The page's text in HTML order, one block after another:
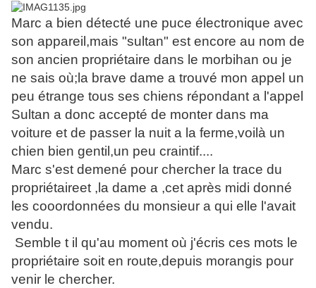
Marc a bien détecté une puce électronique avec
son appareil,mais "sultan" est encore au nom de
son ancien propriétaire dans le morbihan ou je
ne sais où;la brave dame a trouvé mon appel un
peu étrange tous ses chiens répondant a l'appel
Sultan a donc accepté de monter dans ma
voiture et de passer la nuit a la ferme,voilà un
chien bien gentil,un peu craintif....
Marc s'est demené pour chercher la trace du
propriétaireet ,la dame a ,cet après midi donné
les cooordonnées du monsieur a qui elle l'avait
vendu.
Semble t il qu'au moment où j'écris ces mots le
propriétaire soit en route,depuis morangis pour
venir le chercher.